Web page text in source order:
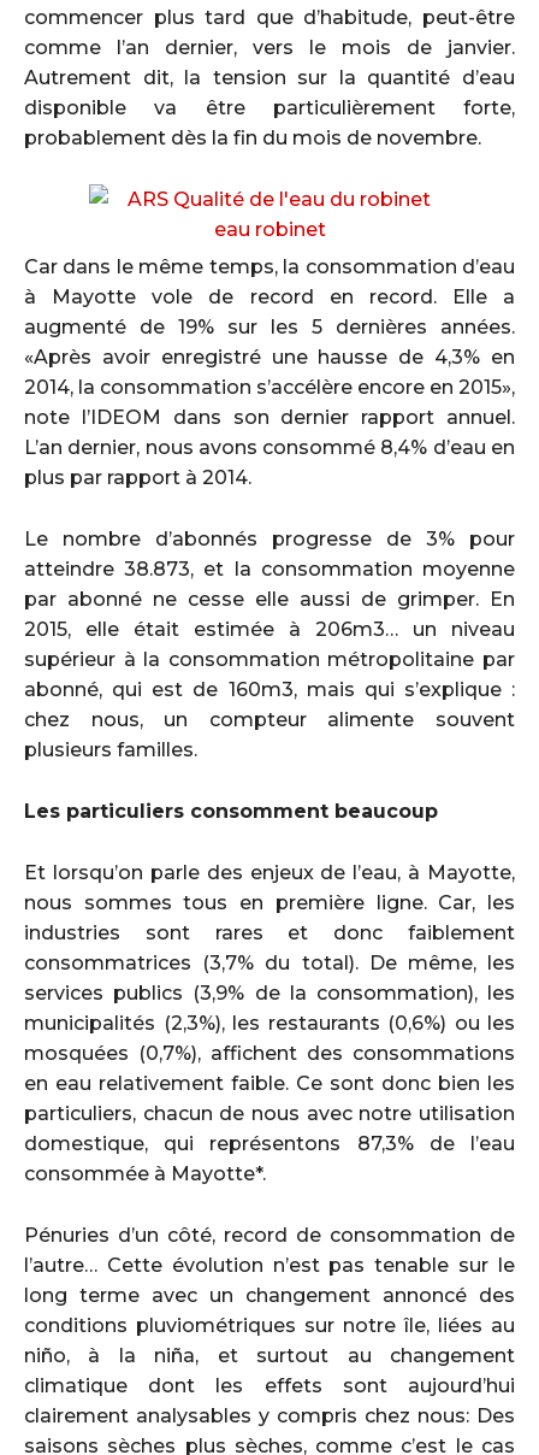
commencer plus tard que d’habitude, peut-être
comme l’an dernier, vers le mois de janvier.
Autrement dit, la tension sur la quantité d’eau
disponible va être particulièrement forte,
probablement dès la fin du mois de novembre.
Car dans le même temps, la consommation d’eau
à Mayotte vole de record en record. Elle a
augmenté de 19% sur les 5 dernières années.
«Après avoir enregistré une hausse de 4,3% en
2014, la consommation s’accélère encore en 2015»,
note l’IDEOM dans son dernier rapport annuel.
L’an dernier, nous avons consommé 8,4% d’eau en
plus par rapport à 2014.
Le nombre d’abonnés progresse de 3% pour
atteindre 38.873, et la consommation moyenne
par abonné ne cesse elle aussi de grimper. En
2015, elle était estimée à 206m3… un niveau
supérieur à la consommation métropolitaine par
abonné, qui est de 160m3, mais qui s’explique :
chez nous, un compteur alimente souvent
plusieurs familles.
Les particuliers consomment beaucoup
Et lorsqu’on parle des enjeux de l’eau, à Mayotte,
nous sommes tous en première ligne. Car, les
industries sont rares et donc faiblement
consommatrices (3,7% du total). De même, les
services publics (3,9% de la consommation), les
municipalités (2,3%), les restaurants (0,6%) ou les
mosquées (0,7%), affichent des consommations
en eau relativement faible. Ce sont donc bien les
particuliers, chacun de nous avec notre utilisation
domestique, qui représentons 87,3% de l’eau
consommée à Mayotte*.
Pénuries d’un côté, record de consommation de
l’autre… Cette évolution n’est pas tenable sur le
long terme avec un changement annoncé des
conditions pluviométriques sur notre île, liées au
niño, à la niña, et surtout au changement
climatique dont les effets sont aujourd’hui
clairement analysables y compris chez nous: Des
saisons sèches plus sèches, comme c’est le cas